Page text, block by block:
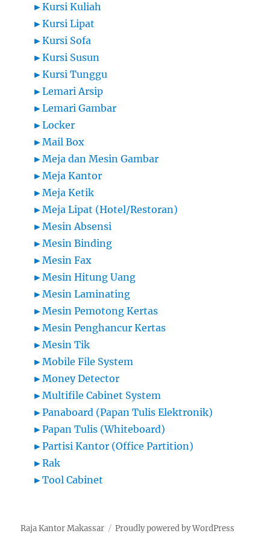
►Kursi Kuliah
►Kursi Lipat
►Kursi Sofa
►Kursi Susun
►Kursi Tunggu
►Lemari Arsip
►Lemari Gambar
►Locker
►Mail Box
►Meja dan Mesin Gambar
►Meja Kantor
►Meja Ketik
►Meja Lipat (Hotel/Restoran)
►Mesin Absensi
►Mesin Binding
►Mesin Fax
►Mesin Hitung Uang
►Mesin Laminating
►Mesin Pemotong Kertas
►Mesin Penghancur Kertas
►Mesin Tik
►Mobile File System
►Money Detector
►Multifile Cabinet System
►Panaboard (Papan Tulis Elektronik)
►Papan Tulis (Whiteboard)
►Partisi Kantor (Office Partition)
►Rak
►Tool Cabinet
Raja Kantor Makassar Proudly powered by WordPress